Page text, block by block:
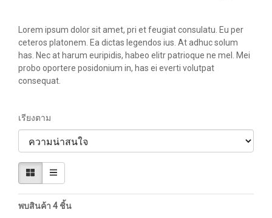
Lorem ipsum dolor sit amet, pri et feugiat consulatu. Eu per
ceteros platonem. Ea dictas legendos ius. At adhuc solum
has. Nec at harum euripidis, habeo elitr patrioque ne mel. Mei
probo oportere posidonium in, has ei everti volutpat
consequat.
เรียงตาม
พบสินค้า 4 ชิ้น